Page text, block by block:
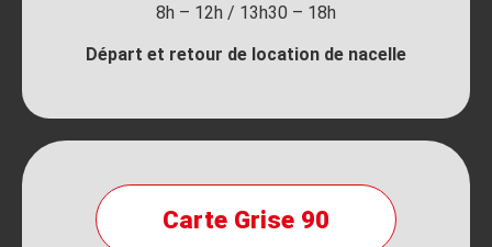
8h – 12h / 13h30 – 18h
Départ et retour de location de nacelle
Carte Grise 90